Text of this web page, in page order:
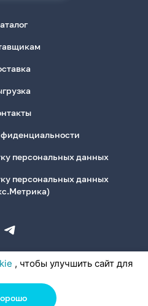
персональных данных
персональных данных
Канцелярия»
, чтобы улучшить сайт для